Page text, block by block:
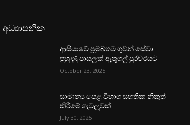
අධ්‍යාපනික
ආසියාවේ ප්‍රමුඛතම ගුවන් සේවා
පුහුණු පාසලක් ඇතුගල් පුරවරයට
October 23, 2025
සාමාන්‍ය පෙළ විභාග සහතික නිකුත්
කිරීමේ ගැටලුවක්
July 30, 2025